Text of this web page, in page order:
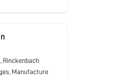
Rinckenbach
Manufacture